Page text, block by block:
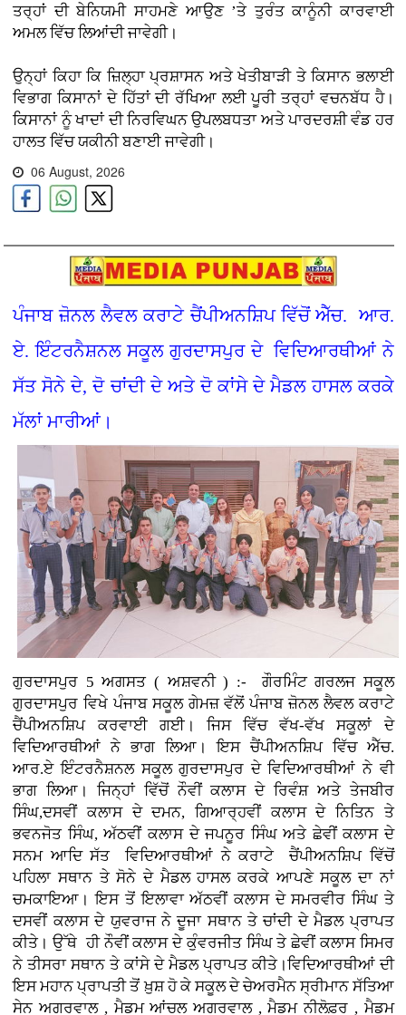
ਤਰ੍ਹਾਂ ਦੀ ਬੇਨਿਯਮੀ ਸਾਹਮਣੇ ਆਉਣ ’ਤੇ ਤੁਰੰਤ ਕਾਨੂੰਨੀ ਕਾਰਵਾਈ
ਅਮਲ ਵਿੱਚ ਲਿਆਂਦੀ ਜਾਵੇਗੀ।
ਉਨ੍ਹਾਂ ਕਿਹਾ ਕਿ ਜ਼ਿਲ੍ਹਾ ਪ੍ਰਸ਼ਾਸਨ ਅਤੇ ਖੇਤੀਬਾੜੀ ਤੇ ਕਿਸਾਨ ਭਲਾਈ
ਵਿਭਾਗ ਕਿਸਾਨਾਂ ਦੇ ਹਿੱਤਾਂ ਦੀ ਰੱਖਿਆ ਲਈ ਪੂਰੀ ਤਰ੍ਹਾਂ ਵਚਨਬੱਧ ਹੈ।
ਕਿਸਾਨਾਂ ਨੂੰ ਖਾਦਾਂ ਦੀ ਨਿਰਵਿਘਨ ਉਪਲਬਧਤਾ ਅਤੇ ਪਾਰਦਰਸ਼ੀ ਵੰਡ ਹਰ
ਹਾਲਤ ਵਿੱਚ ਯਕੀਨੀ ਬਣਾਈ ਜਾਵੇਗੀ।
06 August, 2026
ਪੰਜਾਬ ਜ਼ੋਨਲ ਲੈਵਲ ਕਰਾਟੇ ਚੈਂਪੀਅਨਸ਼ਿਪ ਵਿੱਚੋਂ ਐੱਚ. ਆਰ.
ਏ. ਇੰਟਰਨੈਸ਼ਨਲ ਸਕੂਲ ਗੁਰਦਾਸਪੁਰ ਦੇ ਵਿਦਿਆਰਥੀਆਂ ਨੇ
ਸੱਤ ਸੋਨੇ ਦੇ, ਦੋ ਚਾਂਦੀ ਦੇ ਅਤੇ ਦੋ ਕਾਂਸੇ ਦੇ ਮੈਡਲ ਹਾਸਲ ਕਰਕੇ
ਮੱਲਾਂ ਮਾਰੀਆਂ।
ਗੁਰਦਾਸਪੁਰ 5 ਅਗਸਤ ( ਅਸ਼ਵਨੀ ) :- ਗੌਰਮਿੰਟ ਗਰਲਜ ਸਕੂਲ
ਗੁਰਦਾਸਪੁਰ ਵਿਖੇ ਪੰਜਾਬ ਸਕੂਲ ਗੇਮਜ਼ ਵੱਲੋਂ ਪੰਜਾਬ ਜ਼ੋਨਲ ਲੈਵਲ ਕਰਾਟੇ
ਚੈਂਪੀਅਨਸ਼ਿਪ ਕਰਵਾਈ ਗਈ। ਜਿਸ ਵਿੱਚ ਵੱਖ-ਵੱਖ ਸਕੂਲਾਂ ਦੇ
ਵਿਦਿਆਰਥੀਆਂ ਨੇ ਭਾਗ ਲਿਆ। ਇਸ ਚੈਂਪੀਅਨਸ਼ਿਪ ਵਿੱਚ ਐੱਚ.
ਆਰ.ਏ ਇੰਟਰਨੈਸ਼ਨਲ ਸਕੂਲ ਗੁਰਦਾਸਪੁਰ ਦੇ ਵਿਦਿਆਰਥੀਆਂ ਨੇ ਵੀ
ਭਾਗ ਲਿਆ। ਜਿਨ੍ਹਾਂ ਵਿੱਚੋਂ ਨੌਵੀਂ ਕਲਾਸ ਦੇ ਰਿਵੰਸ਼ ਅਤੇ ਤੇਜਬੀਰ
ਸਿੰਘ,ਦਸਵੀਂ ਕਲਾਸ ਦੇ ਦਮਨ, ਗਿਆਰ੍ਹਵੀਂ ਕਲਾਸ ਦੇ ਨਿਤਿਨ ਤੇ
ਭਵਨਜੋਤ ਸਿੰਘ, ਅੱਠਵੀਂ ਕਲਾਸ ਦੇ ਜਪਨੂਰ ਸਿੰਘ ਅਤੇ ਛੇਵੀਂ ਕਲਾਸ ਦੇ
ਸਨਮ ਆਦਿ ਸੱਤ ਵਿਦਿਆਰਥੀਆਂ ਨੇ ਕਰਾਟੇ ਚੈਂਪੀਅਨਸ਼ਿਪ ਵਿੱਚੋਂ
ਪਹਿਲਾ ਸਥਾਨ ਤੇ ਸੋਨੇ ਦੇ ਮੈਡਲ ਹਾਸਲ ਕਰਕੇ ਆਪਣੇ ਸਕੂਲ ਦਾ ਨਾਂ
ਚਮਕਾਇਆ। ਇਸ ਤੋਂ ਇਲਾਵਾ ਅੱਠਵੀਂ ਕਲਾਸ ਦੇ ਸਮਰਵੀਰ ਸਿੰਘ ਤੇ
ਦਸਵੀਂ ਕਲਾਸ ਦੇ ਯੁਵਰਾਜ ਨੇ ਦੂਜਾ ਸਥਾਨ ਤੇ ਚਾਂਦੀ ਦੇ ਮੈਡਲ ਪ੍ਰਾਪਤ
ਕੀਤੇ। ਉੱਥੇ ਹੀ ਨੌਵੀਂ ਕਲਾਸ ਦੇ ਕੁੰਵਰਜੀਤ ਸਿੰਘ ਤੇ ਛੇਵੀਂ ਕਲਾਸ ਸਿਮਰ
ਨੇ ਤੀਸਰਾ ਸਥਾਨ ਤੇ ਕਾਂਸੇ ਦੇ ਮੈਡਲ ਪ੍ਰਾਪਤ ਕੀਤੇ।ਵਿਦਿਆਰਥੀਆਂ ਦੀ
ਇਸ ਮਹਾਨ ਪ੍ਰਾਪਤੀ ਤੋਂ ਖ਼ੁਸ਼ ਹੋ ਕੇ ਸਕੂਲ ਦੇ ਚੇਅਰਮੈਨ ਸ੍ਰੀਮਾਨ ਸੱਤਿਆ
ਸੇਨ ਅਗਰਵਾਲ , ਮੈਡਮ ਆਂਚਲ ਅਗਰਵਾਲ , ਮੈਡਮ ਨੀਲੋਫ਼ਰ , ਮੈਡਮ